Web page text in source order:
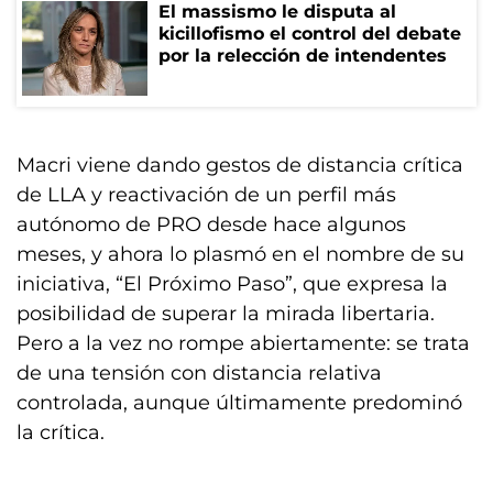
El massismo le disputa al
kicillofismo el control del debate
por la relección de intendentes
Macri viene dando gestos de distancia crítica
de LLA y reactivación de un perfil más
autónomo de PRO desde hace algunos
meses, y ahora lo plasmó en el nombre de su
iniciativa, “El Próximo Paso”, que expresa la
posibilidad de superar la mirada libertaria.
Pero a la vez no rompe abiertamente: se trata
de una tensión con distancia relativa
controlada, aunque últimamente predominó
la crítica.